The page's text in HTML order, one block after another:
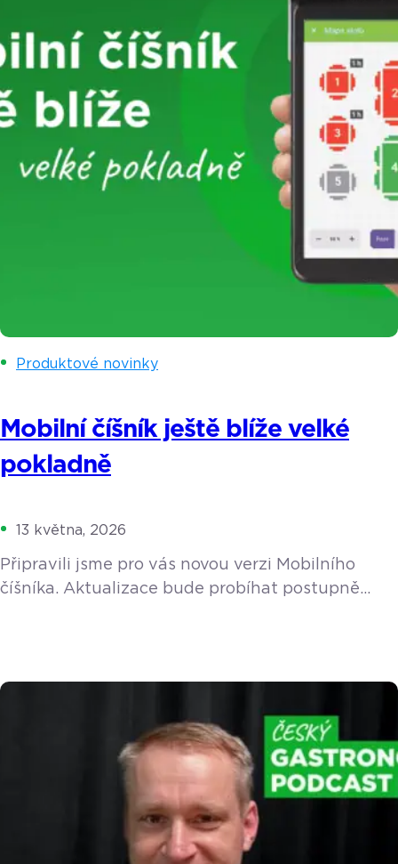
Produktové novinky
Mobilní číšník ještě blíže velké
pokladně
13 května, 2026
Připravili jsme pro vás novou verzi Mobilního
číšníka. Aktualizace bude probíhat postupně
a funkce, na které jste zvyklí z velké pokladny. Co
ušetří zbytečné kroky a hosté nebudou muset na
nic čekat. Kvůli […]